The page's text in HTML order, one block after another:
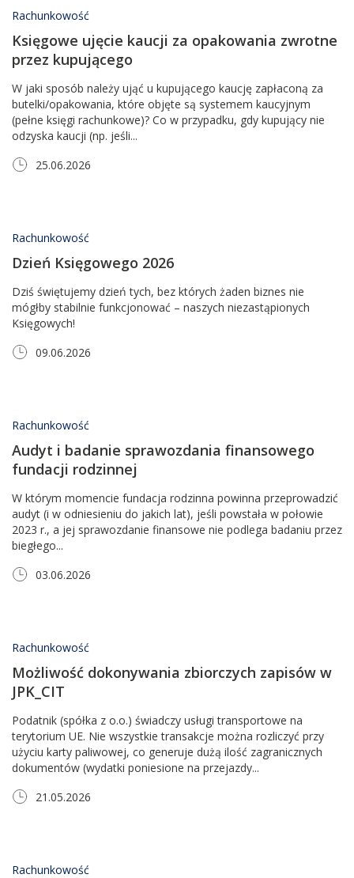
Rachunkowość
Księgowe ujęcie kaucji za opakowania zwrotne
przez kupującego
W jaki sposób należy ująć u kupującego kaucję zapłaconą za
butelki/opakowania, które objęte są systemem kaucyjnym
(pełne księgi rachunkowe)? Co w przypadku, gdy kupujący nie
odzyska kaucji (np. jeśli...
25.06.2026
Rachunkowość
Dzień Księgowego 2026
Dziś świętujemy dzień tych, bez których żaden biznes nie
mógłby stabilnie funkcjonować – naszych niezastąpionych
Księgowych!
09.06.2026
Rachunkowość
Audyt i badanie sprawozdania finansowego
fundacji rodzinnej
W którym momencie fundacja rodzinna powinna przeprowadzić
audyt (i w odniesieniu do jakich lat), jeśli powstała w połowie
2023 r., a jej sprawozdanie finansowe nie podlega badaniu przez
biegłego...
03.06.2026
Rachunkowość
Możliwość dokonywania zbiorczych zapisów w
JPK_CIT
Podatnik (spółka z o.o.) świadczy usługi transportowe na
terytorium UE. Nie wszystkie transakcje można rozliczyć przy
użyciu karty paliwowej, co generuje dużą ilość zagranicznych
dokumentów (wydatki poniesione na przejazdy...
21.05.2026
Rachunkowość